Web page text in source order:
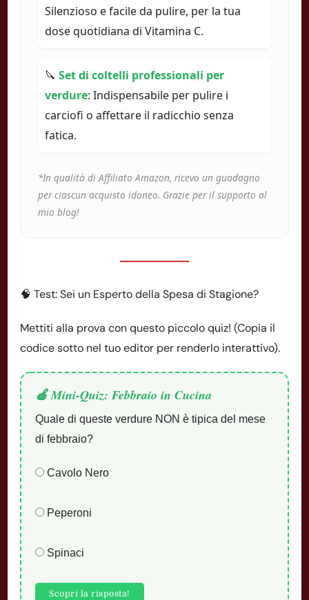
Silenzioso e facile da pulire, per la tua
dose quotidiana di Vitamina C.
🔪 Set di coltelli professionali per
verdure: Indispensabile per pulire i
carciofi o affettare il radicchio senza
fatica.
*In qualità di Affiliato Amazon, ricevo un guadagno
per ciascun acquisto idoneo. Grazie per il supporto al
mio blog!
🧠 Test: Sei un Esperto della Spesa di Stagione?
Mettiti alla prova con questo piccolo quiz! (Copia il
codice sotto nel tuo editor per renderlo interattivo).
🍎 Mini-Quiz: Febbraio in Cucina
Quale di queste verdure NON è tipica del mese
di febbraio?
Cavolo Nero
Peperoni
Spinaci
Scopri la risposta!